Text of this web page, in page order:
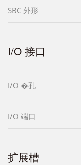
SBC 外形
I/O 接口
I/O �孔
I/O 端口
扩展槽